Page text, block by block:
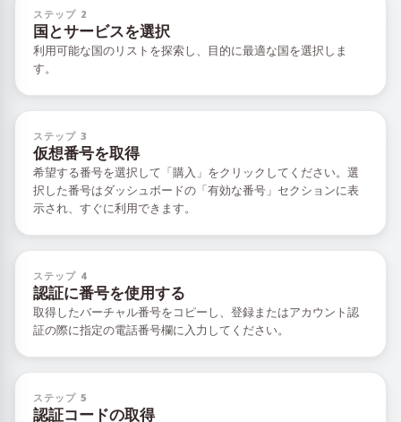
ステップ 2
国とサービスを選択
利用可能な国のリストを探索し、目的に最適な国を選択しま
す。
ステップ 3
仮想番号を取得
希望する番号を選択して「購入」をクリックしてください。選
択した番号はダッシュボードの「有効な番号」セクションに表
示され、すぐに利用できます。
ステップ 4
認証に番号を使用する
取得したバーチャル番号をコピーし、登録またはアカウント認
証の際に指定の電話番号欄に入力してください。
ステップ 5
認証コードの取得